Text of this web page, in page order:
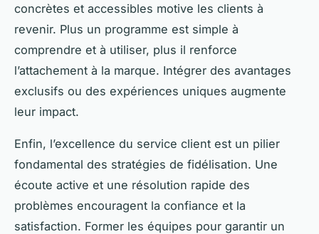
concrètes et accessibles motive les clients à
revenir. Plus un programme est simple à
comprendre et à utiliser, plus il renforce
l’attachement à la marque. Intégrer des avantages
exclusifs ou des expériences uniques augmente
leur impact.
Enfin, l’excellence du service client est un pilier
fondamental des stratégies de fidélisation. Une
écoute active et une résolution rapide des
problèmes encouragent la confiance et la
satisfaction. Former les équipes pour garantir un